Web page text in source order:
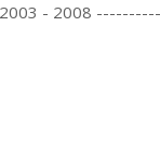
- 2008